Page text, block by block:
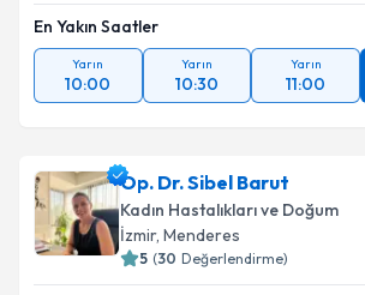
En Yakın Saatler
Yarın
10:00
Yarın
10:30
Yarın
11:00
Op. Dr. Sibel Barut
Kadın Hastalıkları ve Doğum
İzmir, Menderes
5 (30 Değerlendirme)